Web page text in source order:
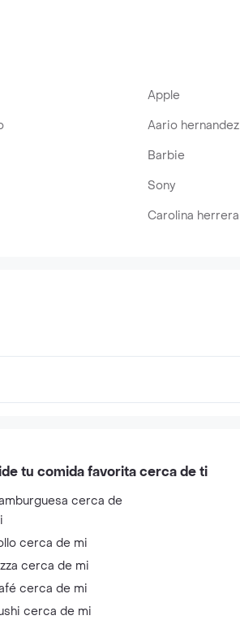
Apple
Aario hernandez
Barbie
Sony
Carolina herrera
tu comida favorita cerca de ti
cerca de
cerca de mi
cerca de mi
cerca de mi
cerca de mi